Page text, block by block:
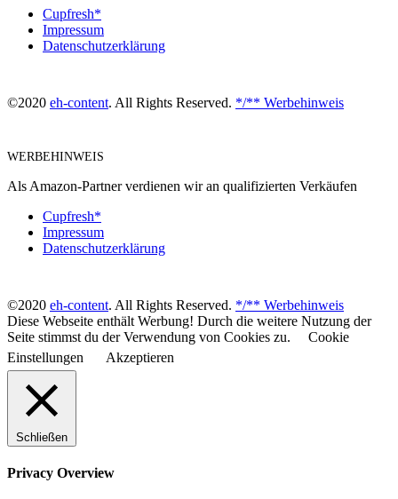
Cupfresh*
Impressum
Datenschutzerklärung
©2020 eh-content. All Rights Reserved. */** Werbehinweis
WERBEHINWEIS
Als Amazon-Partner verdienen wir an qualifizierten Verkäufen
Cupfresh*
Impressum
Datenschutzerklärung
©2020 eh-content. All Rights Reserved. */** Werbehinweis
Diese Webseite enthält Werbung! Durch die weitere Nutzung der
Seite stimmst du der Verwendung von Cookies zu.
Cookie
Einstellungen
Akzeptieren
Schließen
Privacy Overview